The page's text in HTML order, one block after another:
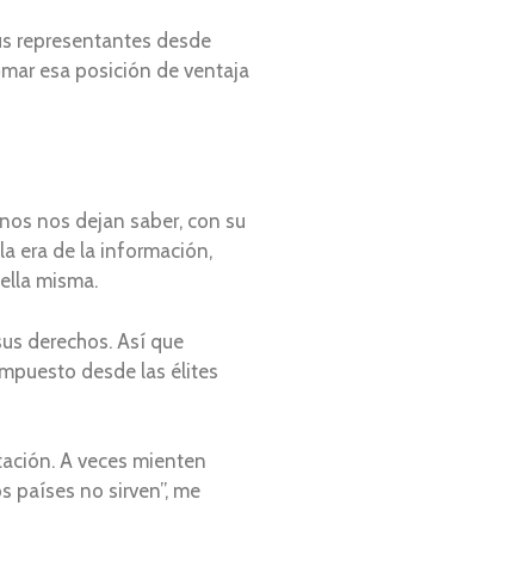
representantes desde
esa posición de ventaja
nos dejan saber, con su
era de la información,
misma.
derechos. Así que
desde las élites
A veces mienten
países no sirven”, me